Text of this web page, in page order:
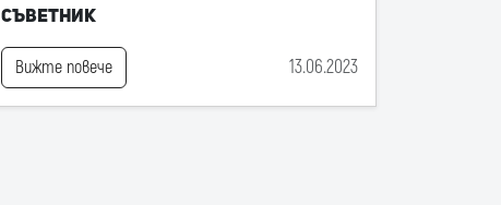
съветник
Вижте повече 13.06.2023